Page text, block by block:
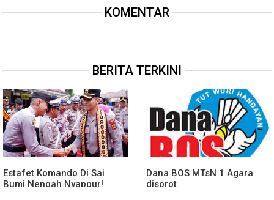
KOMENTAR
BERITA TERKINI
Estafet Komando Di Sai
Bumi Nengah Nyappur!
Dana BOS MTsN 1 Agara
disorot